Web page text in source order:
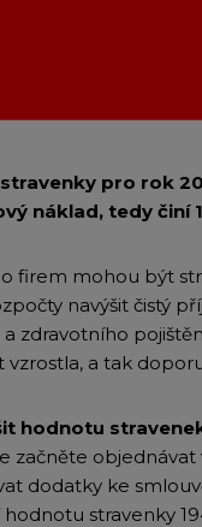
pro rok
náklad, tedy činí
firem mohou být
navýšit čistý
zdravotního
vzrostla, a tak
hodnotu
začněte
dodatky ke
stravenky